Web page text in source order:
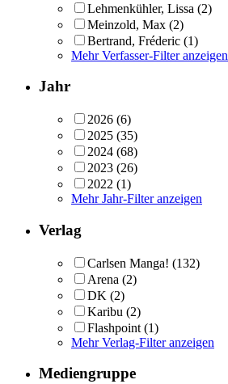
Lehmenkühler, Lissa (2)
Meinzold, Max (2)
Bertrand, Fréderic (1)
Mehr Verfasser-Filter anzeigen
Jahr
2026 (6)
2025 (35)
2024 (68)
2023 (26)
2022 (1)
Mehr Jahr-Filter anzeigen
Verlag
Carlsen Manga! (132)
Arena (2)
DK (2)
Karibu (2)
Flashpoint (1)
Mehr Verlag-Filter anzeigen
Mediengruppe